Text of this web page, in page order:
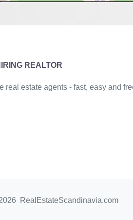
REALTOR
real estate agents - fast, easy and
RealEstateScandinavia.com